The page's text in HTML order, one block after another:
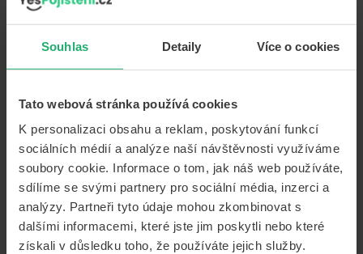
Souhlas Detaily Více o cookies
Tato webová stránka používá cookies
K personalizaci obsahu a reklam, poskytování funkcí
sociálních médií a analýze naší návštěvnosti využíváme
soubory cookie. Informace o tom, jak náš web používáte,
sdílíme se svými partnery pro sociální média, inzerci a
analýzy. Partneři tyto údaje mohou zkombinovat s
dalšími informacemi, které jste jim poskytli nebo které
získali v důsledku toho, že používáte jejich služby.
ji i na některé typy elektrokoloběžek. Na podzim přináší
pojištění velmi úzce propojuje …
[Číst více...]o
Povinné
éře
jeho
správy.
Kolik
zaplatíte,
když
zapomenete
uhradit
„Chtěli jsme jít trošku proti
proudu.“ YesPojisteni.cz otevírá
kamennou pobočku
OSTATNÍ ZAJÍMAVOSTI V POJIŠTĚNÍ
18/07/2024 Od Marek Čihák